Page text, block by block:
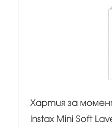
Хартия за
Instax Mini Soft